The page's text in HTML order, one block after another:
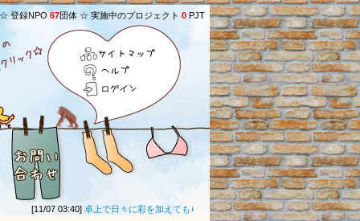
登録NPO 67団体 ☆ 実施中のプロジェクト 0 PJT
サイトマップ
ヘルプ
ログイン
[11/07 03:40]卓上で日々に彩を加えてもらったあとは、1か月ぶんの気持ちをこめ